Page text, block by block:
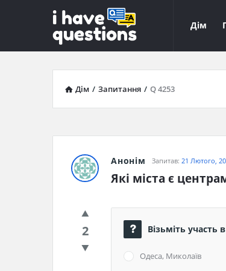
iHaveQuestions
Дім
Дім / Запитання / Q 4253
Анонім Запитав: 21 Лютого,
Які міста є
2 Візьміть участь
Одеса, Миколаїв